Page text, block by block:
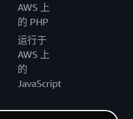
AWS 上
的 PHP
运行于
AWS 上
的
JavaScript